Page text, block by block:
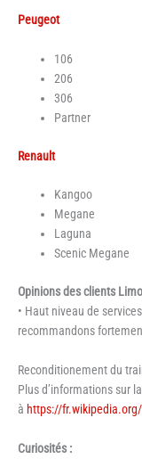
Peugeot
106
206
306
Partner
Renault
Kangoo
Megane
Laguna
Scenic Megane
Opinions des clients
• Haut niveau de
recommandons
Reconditionement du
Plus d’informations sur
à https://
Curiosités :